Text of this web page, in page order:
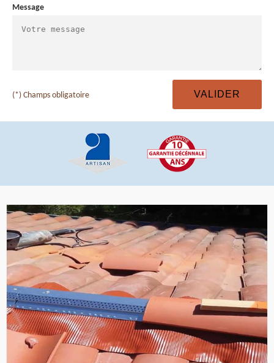
Message
(*) Champs obligatoire